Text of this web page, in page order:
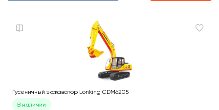
Гусеничный экскаватор Lonking CDM6205
В наличии